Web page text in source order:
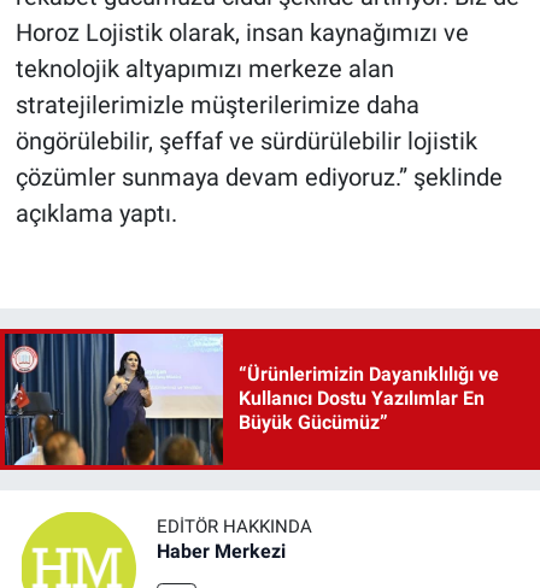
Horoz Lojistik olarak, insan kaynağımızı ve
teknolojik altyapımızı merkeze alan
stratejilerimizle müşterilerimize daha
öngörülebilir, şeffaf ve sürdürülebilir lojistik
çözümler sunmaya devam ediyoruz.” şeklinde
açıklama yaptı.
“Ürünlerimizin Dayanıklılığı ve
Kullanıcı Dostu Yazılımlar En
Büyük Gücümüz”
EDITÖR HAKKINDA
Haber Merkezi